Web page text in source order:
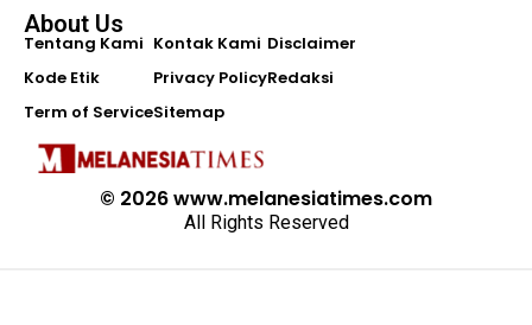
© 2026 www.melanesiatimes.com
All Rights Reserved
About Us
Tentang Kami
Kode Etik
Term of Service
Kontak Kami
Privacy Policy
Sitemap
Disclaimer
Redaksi